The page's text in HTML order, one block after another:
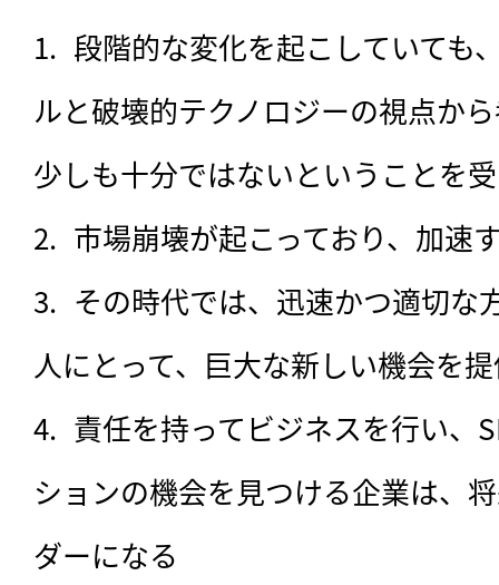
段階的な変化を起こしていても
ルと破壊的テクノロジーの視点か
少しも十分ではないということを
市場崩壊が起こっており、加速
その時代では、迅速かつ適切な
人にとって、巨大な新しい機会を
責任を持ってビジネスを行い、
ションの機会を見つける企業は、
ダーになる